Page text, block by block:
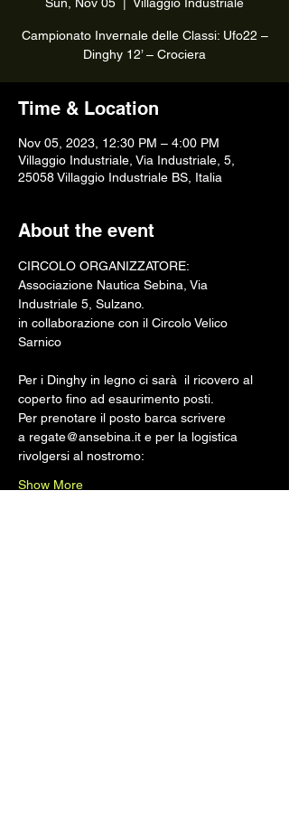
Campionato Invernale delle Classi: Ufo22 –
Time & Location
Nov 05, 2023, 12:30 PM – 4:00 PM
Villaggio Industriale, Via Industriale, 5,
25058 Villaggio Industriale BS, Italia
About the event
CIRCOLO ORGANIZZATORE:
Associazione Nautica Sebina, Via
Industriale 5, Sulzano.
in collaborazione con il Circolo Velico
Sarnico
Per i Dinghy in legno ci sarà  il ricovero al
coperto fino ad esaurimento posti.
Per prenotare il posto barca scrivere
a regate@ansebina.it e per la logistica
rivolgersi al nostromo:
Show More